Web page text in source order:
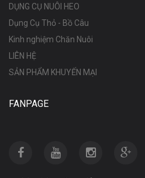
DỤNG CỤ NUÔI HEO
Dụng Cụ Thỏ - Bồ Câu
Kinh nghiệm Chăn Nuôi
LIÊN HỆ
SẢN PHẨM KHUYẾN MẠI
FANPAGE